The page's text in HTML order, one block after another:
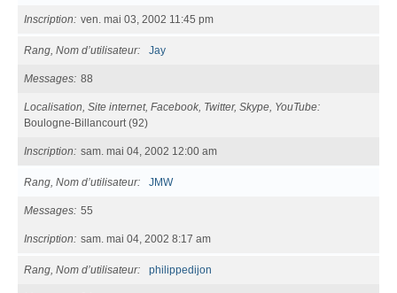
Inscription ven. mai 03, 2002 11:45 pm
Rang, Nom d’utilisateur Jay
Messages 88
Localisation, Site internet, Facebook, Twitter, Skype, YouTube
Boulogne-Billancourt (92)
Inscription sam. mai 04, 2002 12:00 am
Rang, Nom d’utilisateur JMW
Messages 55
Inscription sam. mai 04, 2002 8:17 am
Rang, Nom d’utilisateur philippedijon